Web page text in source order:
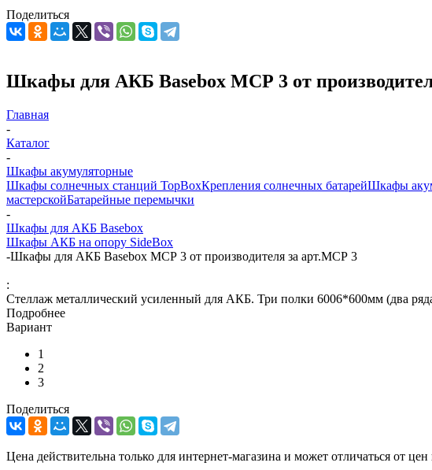
Поделиться
Шкафы для АКБ Basebox МСР 3 от
Главная
-
Каталог
-
Шкафы акумуляторные
Шкафы солнечных станций TopBoxКрепления солнечных батарейШкафы
мастерскойБатарейные перемычки
-
Шкафы для АКБ Basebox
Шкафы АКБ на опору SideBox
-Шкафы для АКБ Basebox МСР 3 от производителя за арт.МСР 3
:
Стеллаж металлический усиленный для АКБ. Три полки 6006*600мм (два
Подробнее
Вариант
1
2
3
Поделиться
Цена действительна только для интернет-магазина и может отличаться от